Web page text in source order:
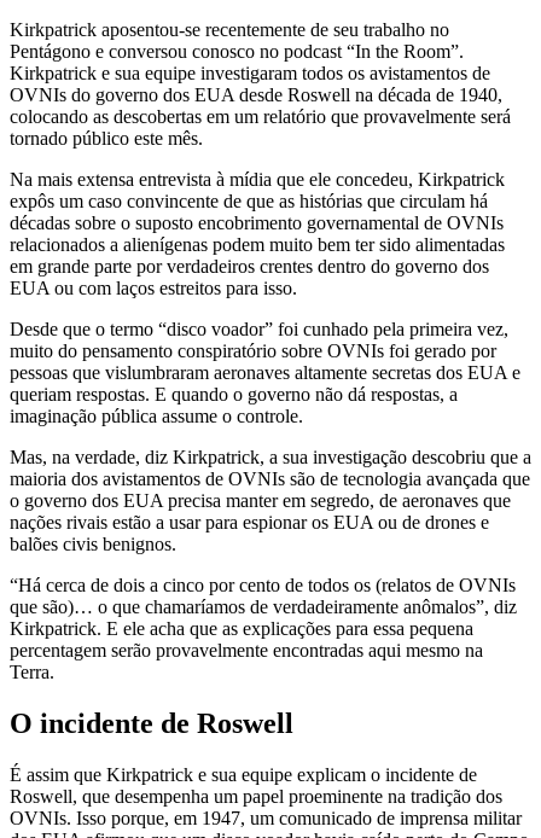
Kirkpatrick aposentou-se recentemente de seu trabalho no
Pentágono e conversou conosco no podcast “In the Room”.
Kirkpatrick e sua equipe investigaram todos os avistamentos de
OVNIs do governo dos EUA desde Roswell na década de 1940,
colocando as descobertas em um relatório que provavelmente será
tornado público este mês.
Na mais extensa entrevista à mídia que ele concedeu, Kirkpatrick
expôs um caso convincente de que as histórias que circulam há
décadas sobre o suposto encobrimento governamental de OVNIs
relacionados a alienígenas podem muito bem ter sido alimentadas
em grande parte por verdadeiros crentes dentro do governo dos
EUA ou com laços estreitos para isso.
Desde que o termo “disco voador” foi cunhado pela primeira vez,
muito do pensamento conspiratório sobre OVNIs foi gerado por
pessoas que vislumbraram aeronaves altamente secretas dos EUA e
queriam respostas. E quando o governo não dá respostas, a
imaginação pública assume o controle.
Mas, na verdade, diz Kirkpatrick, a sua investigação descobriu que a
maioria dos avistamentos de OVNIs são de tecnologia avançada que
o governo dos EUA precisa manter em segredo, de aeronaves que
nações rivais estão a usar para espionar os EUA ou de drones e
balões civis benignos.
“Há cerca de dois a cinco por cento de todos os (relatos de OVNIs
que são)… o que chamaríamos de verdadeiramente anômalos”, diz
Kirkpatrick. E ele acha que as explicações para essa pequena
percentagem serão provavelmente encontradas aqui mesmo na
Terra.
O incidente de Roswell
É assim que Kirkpatrick e sua equipe explicam o incidente de
Roswell, que desempenha um papel proeminente na tradição dos
OVNIs. Isso porque, em 1947, um comunicado de imprensa militar